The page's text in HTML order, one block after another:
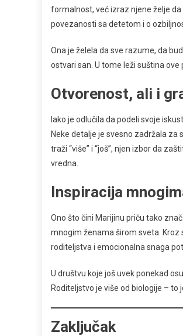
formalnost, već izraz njene želje
povezanosti sa detetom i o
Ona je želela da sve razume, da
ostvari san. U tome leži suština
Otvorenost, ali i
Iako je odlučila da podeli svoje
Neke detalje je svesno zadržala za
traži “više” i “još”, njen izbor da
vredna.
Inspiracija
Ono što čini Marijinu priču tako
mnogim ženama širom sveta. Kroz
roditeljstva i emocionalna snaga
U društvu koje još uvek ponekad
Roditeljstvo je više od biologije – to
Zaključak